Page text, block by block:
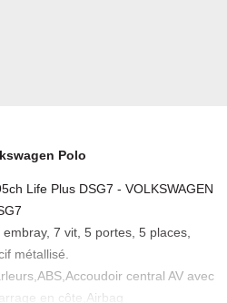
Polo
Life Plus DSG7 - VOLKSWAGEN
7 vit, 5 portes, 5 places,
métallisé.
central AV avec
en côte,Airbag